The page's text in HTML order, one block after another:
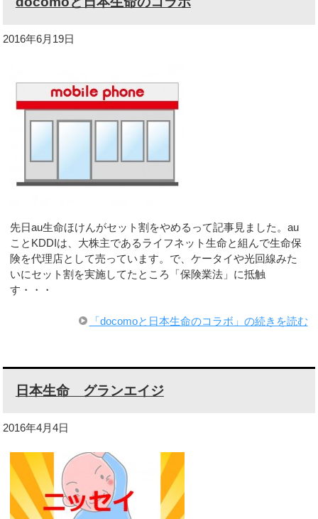
2016年6月19日
先日au生命ほけんがセット割をやめるって記事見ました。au
ことKDDIは、大株主であるライフネット生命と組んで生命保
険を代理店として売っています。で、ケータイや光回線みた
いにセット割を実施してたところ「保険業法」に抵触
す・・・
「docomoと日本生命のコラボ」の続きを読む
日本生命 グランエイジ
2016年4月4日